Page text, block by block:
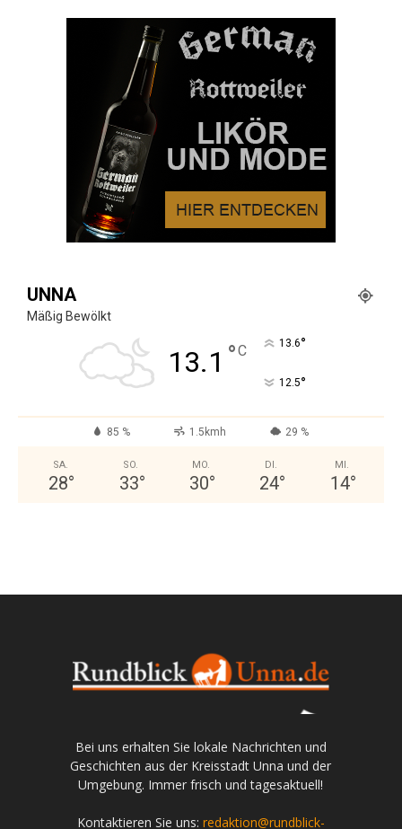
UNNA
Mäßig Bewölkt
13.1 °C 13.6°
12.5°
85 % 1.5kmh 29 %
SA.
28°
SO.
33°
MO.
30°
DI.
24°
MI.
14°
Bei uns erhalten Sie lokale Nachrichten und
Geschichten aus der Kreisstadt Unna und der
Umgebung. Immer frisch und tagesaktuell!
Kontaktieren Sie uns: redaktion@rundblick-